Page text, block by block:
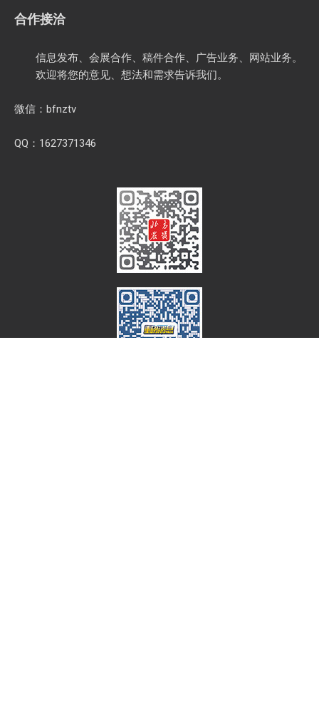
合作接洽
信息发布、会展合作、稿件合作、广告业务、网站业务。
欢迎将您的意见、想法和需求告诉我们。
微信：bfnztv
QQ：1627371346